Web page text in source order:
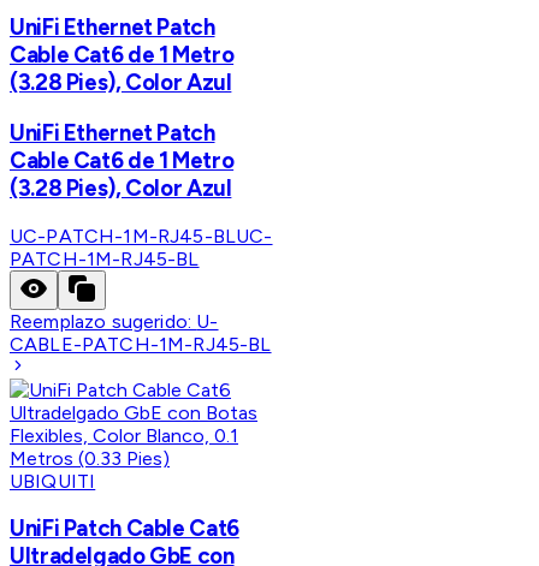
UniFi Ethernet Patch
Cable Cat6 de 1 Metro
(3.28 Pies), Color Azul
UniFi Ethernet Patch
Cable Cat6 de 1 Metro
(3.28 Pies), Color Azul
UC-PATCH-1M-RJ45-BLUC-
PATCH-1M-RJ45-BL
Reemplazo sugerido: U-
CABLE-PATCH-1M-RJ45-BL
UBIQUITI
UniFi Patch Cable Cat6
Ultradelgado GbE con